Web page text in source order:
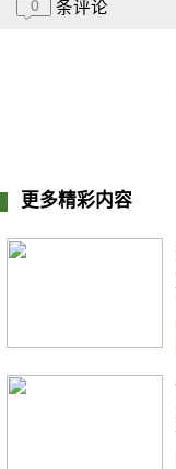
0 条评论
更多精彩内容